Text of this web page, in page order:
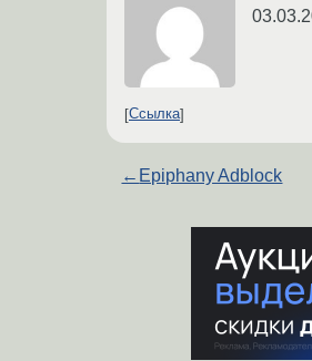
Ссылка
← Epiphany Adblock